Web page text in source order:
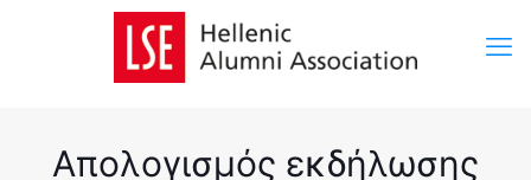
Απολογισμός εκδήλωσης